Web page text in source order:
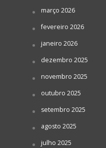
março 2026
fevereiro 2026
janeiro 2026
dezembro 2025
novembro 2025
outubro 2025
setembro 2025
agosto 2025
julho 2025